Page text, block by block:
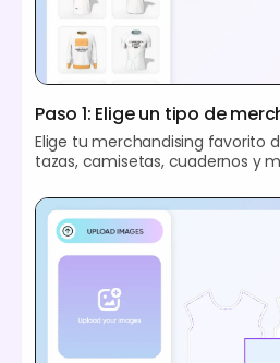
Paso 1: Elige un tipo de
Elige tu merchandising favorito
tazas, camisetas, cuadernos y